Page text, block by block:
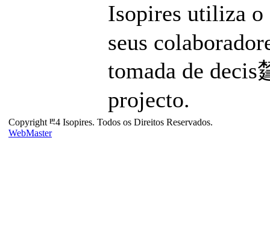
Isopires utiliza o
seus
tomada de
projecto.
Copyright ⰱ4 Isopires. Todos os Direitos Reservados.
WebMaster